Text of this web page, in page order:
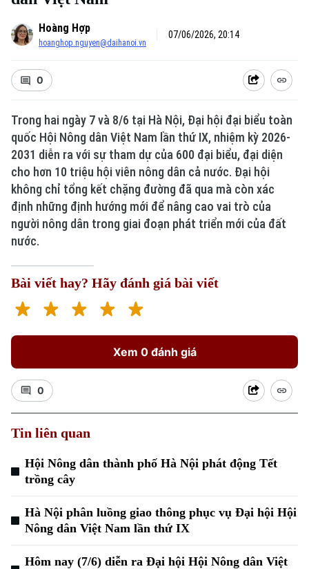
Hoàng Hợp
hoanghop.nguyen@daihanoi.vn
07/06/2026, 20:14
0
Trong hai ngày 7 và 8/6 tại Hà Nội, Đại hội đại biểu toàn
quốc Hội Nông dân Việt Nam lần thứ IX, nhiệm kỳ 2026-
2031 diễn ra với sự tham dự của 600 đại biểu, đại diện
cho hơn 10 triệu hội viên nông dân cả nước. Đại hội
không chỉ tổng kết chặng đường đã qua mà còn xác
định những định hướng mới để nâng cao vai trò của
người nông dân trong giai đoạn phát triển mới của đất
nước.
Bài viết hay? Hãy đánh giá bài viết
Xem 0 đánh giá
0
Tin liên quan
Hội Nông dân thành phố Hà Nội phát động Tết
trồng cây
Hà Nội phân luồng giao thông phục vụ Đại hội Hội
Nông dân Việt Nam lần thứ IX
Hôm nay (7/6) diễn ra Đại hội Hội Nông dân Việt